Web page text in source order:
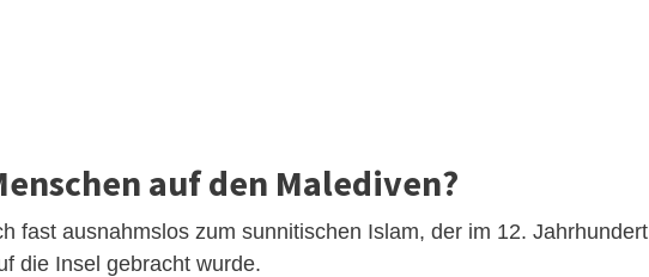
auf den Malediven?
fast ausnahmslos zum sunnitischen Islam, der im 12. Jahrhundert
die Insel gebracht wurde.